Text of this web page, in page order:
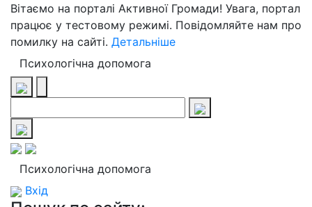
Вітаємо на порталі Активної Громади! Увага, портал
працює у тестовому режимі. Повідомляйте нам про
помилку на сайті. Детальніше
Психологічна допомога
Психологічна допомога
Вхід